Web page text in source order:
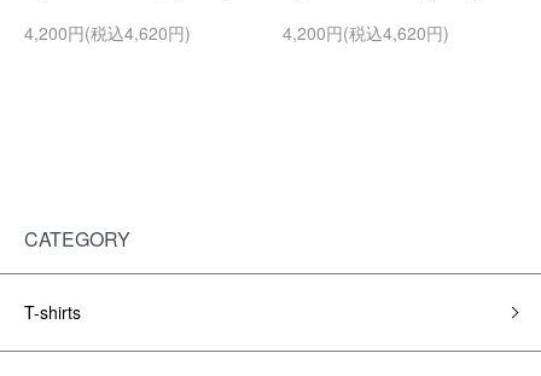
4,200円(税込4,620円)
4,200円(税込4,620円)
CATEGORY
T-shirts